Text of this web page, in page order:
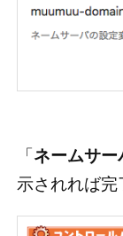
「 ネームサー
示されれば完